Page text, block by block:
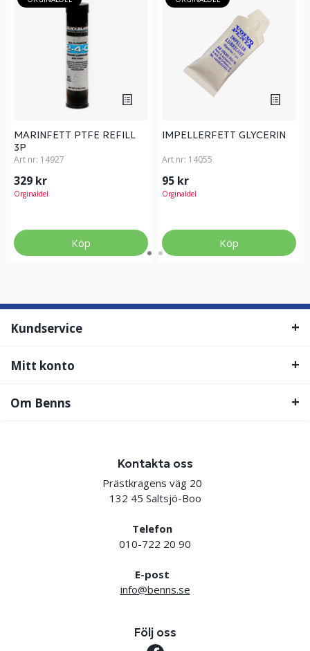
MARINFETT PTFE REFILL
3P
Art nr: 14927
329 kr
Orginaldel
Köp
IMPELLERFETT GLYCERIN
Art nr: 14055
95 kr
Orginaldel
Köp
Kundservice
Mitt konto
Om Benns
Kontakta oss
Prästkragens väg 20
132 45 Saltsjö-Boo
Telefon
010-722 20 90
E-post
info@benns.se
Följ oss